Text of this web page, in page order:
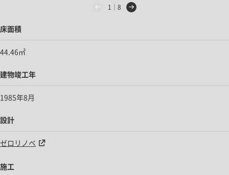
1｜8
床面積
44.46㎡
建物竣工年
1985年8月
設計
ゼロリノベ
施工